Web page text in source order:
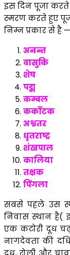
इस दिन पूजा
स्मरण करते हुए
निम्न प्रकार से है —
अनन्त
वासुकि
शेष
पद्म
कम्बल
कर्कोटक
अश्वतर
धृतराष्ट्र
शंखपाल
कालिया
तक्षक
पिंगला
सबसे पहले उस
निवास स्थान है(
एक कटोरी दूध
नागदेवता की